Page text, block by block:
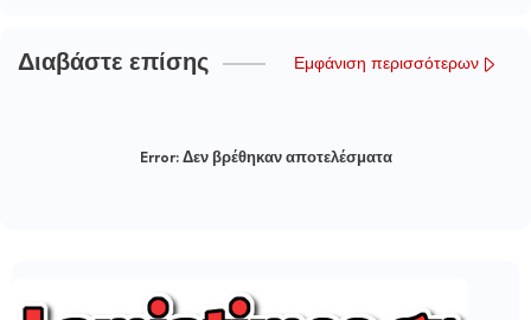
Διαβάστε επίσης Εμφάνιση περισσότερων
Error:Δεν βρέθηκαν αποτελέσματα